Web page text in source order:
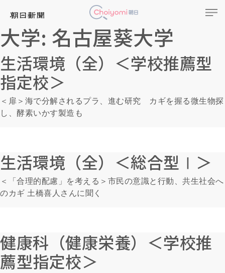
大学: 名古屋葵大学
生活環境（全）＜学校推薦型
指定校＞
＜扉＞海で分解されるプラ、進む研究 カギを握る微生物探
し、酵素いかす製造も
生活環境（全）＜総合型Ⅰ＞
＜「合理的配慮」を考える＞市民の意識と行動、共生社会へ
のカギ 土橋喜人さんに聞く
健康科（健康栄養）＜学校推
薦型指定校＞